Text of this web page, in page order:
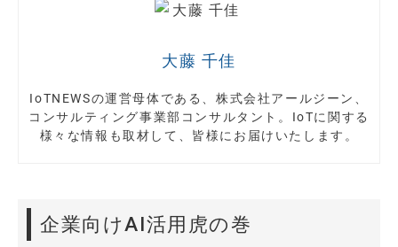
大藤 千佳
IoTNEWSの運営母体である、株式会社アールジーン、
コンサルティング事業部コンサルタント。IoTに関する
様々な情報も取材して、皆様にお届けいたします。
企業向けAI活用虎の巻